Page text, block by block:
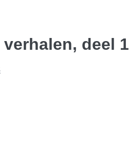
verhalen, deel 1